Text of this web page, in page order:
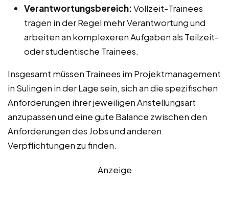
Verantwortungsbereich:Vollzeit-Trainees
tragen in der Regel mehr Verantwortung und
arbeiten an komplexeren Aufgaben als Teilzeit-
oder studentische Trainees.
Insgesamt müssen Trainees im Projektmanagement
in Sulingen in der Lage sein, sich an die spezifischen
Anforderungen ihrer jeweiligen Anstellungsart
anzupassen und eine gute Balance zwischen den
Anforderungen des Jobs und anderen
Verpflichtungen zu finden.
Anzeige